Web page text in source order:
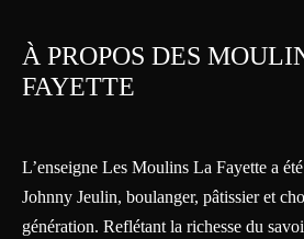
À PROPOS DES
FAYETTE
L’enseigne Les Moulins La Fayette a
Johnny Jeulin, boulanger, pâtissier et
génération. Reflétant la richesse du